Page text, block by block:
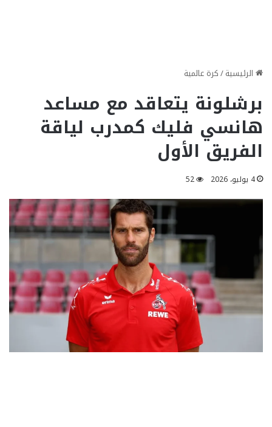
الرئيسية/كرة عالمية
برشلونة يتعاقد مع مساعد
هانسي فليك كمدرب لياقة
الفريق الأول
4 يوليو، 2026 52